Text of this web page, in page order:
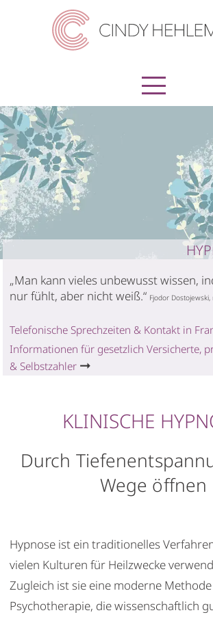
Über mich
Verhaltenstherapie
Schematherapie
Körperorientierte
EMDR
HYPNOTHERAPIE
Ablauf / Preise
„Man kann vieles unbewusst wissen,
nur fühlt, aber nicht weiß.“ Fjodor
Telefonische Sprechzeiten & Kontakt in
Informationen für gesetzlich Versicherte,
& Selbstzahler ➞
KLINISCHE
Durch
Wege öffnen
Hypnose ist ein traditionelles
vielen Kulturen für Heilzwecke
Zugleich ist sie eine moderne
Psychotherapie, die wissenschaftlich